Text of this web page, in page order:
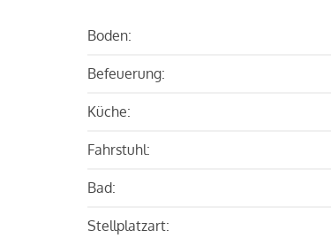
Boden:
Befeuerung:
Küche:
Fahrstuhl:
Bad:
Stellplatzart: